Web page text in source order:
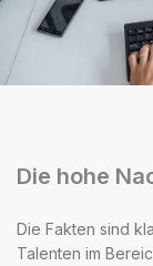
Die hohe
Die Fakten sind
Talenten im